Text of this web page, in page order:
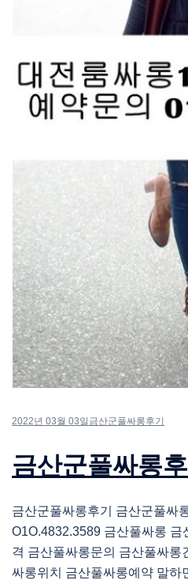
2022년 03월 03일 금산군풀싸롱후기
금산군풀싸롱
금산군풀싸롱후기 금산군풀싸
O1O.4832.3589 금산풀싸롱
격 금산풀싸롱문의 금산풀싸롱
싸롱위치 금산풀싸롱예약 말하